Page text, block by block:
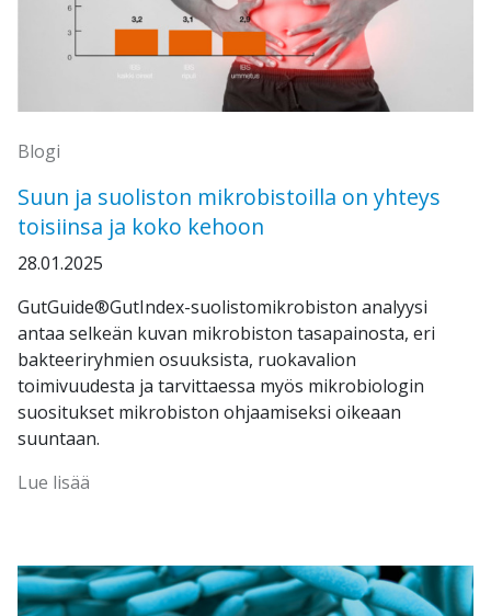
Blogi
Suun ja suoliston mikrobistoilla on yhteys
toisiinsa ja koko kehoon
28.01.2025
GutGuide®GutIndex-suolistomikrobiston analyysi
antaa selkeän kuvan mikrobiston tasapainosta, eri
bakteeriryhmien osuuksista, ruokavalion
toimivuudesta ja tarvittaessa myös mikrobiologin
suositukset mikrobiston ohjaamiseksi oikeaan
suuntaan.
Lue lisää